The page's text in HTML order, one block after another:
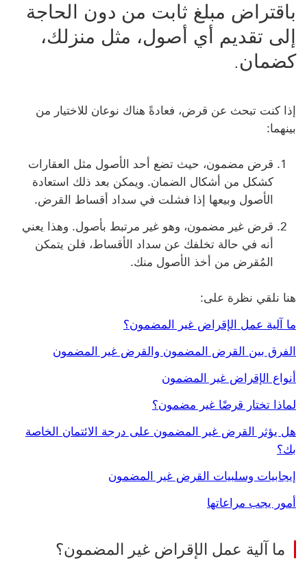
باقتراض مبلغ ثابت من دون الحاجة
إلى تقديم أي أصول، مثل منزلك،
كضمان.
إذا كنت تبحث عن قرض، فعادةً هناك نوعان للاختيار من
بينهما:
قرض مضمون، حيث تضع أحد الأصول مثل العقارات
كشكل من أشكال الضمان. ويمكن بعد ذلك استعادة
الأصول وبيعها إذا فشلت في سداد أقساط القرض.
قرض غير مضمون، وهو غير مرتبط بأصول. وهذا يعني
أنه في حالة تخلفك عن سداد الأقساط، فلن يتمكن
المُقرض من أخذ الأصول منك.
هنا نلقي نظرة على:
ما آلية عمل الإقراض غير المضمون؟
الفرق بين القرض المضمون والقرض غير المضمون
أنواع الإقراض غير المضمون
لماذا تختار قرضًا غير مضمون؟
هل يؤثر القرض غير المضمون على درجة الائتمان الخاصة
بك؟
إيجابيات وسلبيات القرض غير المضمون
أمور يجب مراعاتها
ما آلية عمل الإقراض غير المضمون؟